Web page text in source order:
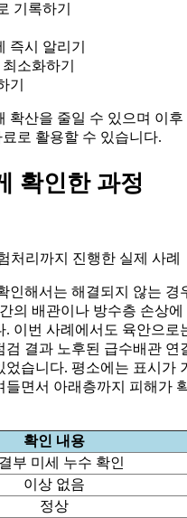
기록하기
즉시 알리기
소화하기
기
확산을 줄일 수 있으며 이후
로 활용할 수 있습니다.
확인한 과정
인해서는 해결되지 않는 경
의 배관이나 방수층 손상에
이번 사례에서도 육안으로
결과 노후된 급수배관 연
습니다. 평소에는 표시가
들면서 아래층까지 피해가
확인 내용
부 미세 누수 확인
이상 없음
정상